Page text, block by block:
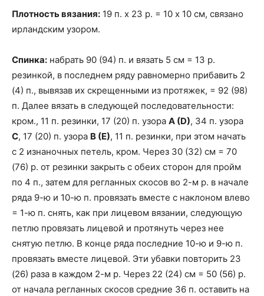
Плотность вязания: 19 п. х 23 р. = 10 х 10 см, связано
ирландским узором.
Спинка: набрать 90 (94) п. и вязать 5 см = 13 р.
резинкой, в последнем ряду равномерно прибавить 2
(4) п., вывязав их скрещенными из протяжек, = 92 (98)
п. Далее вязать в следующей последовательности:
кром., 11 п. резинки, 17 (20) п. узора A (D), 34 п. узора
С, 17 (20) п. узора В (Е), 11 п. резинки, при этом начать
с 2 изнаночных петель, кром. Через 30 (32) см = 70
(76) р. от резинки закрыть с обеих сторон для пройм
по 4 п., затем для регланных скосов во 2-м р. в начале
ряда 9-ю и 10-ю п. провязать вместе с наклоном влево
= 1-ю п. снять, как при лицевом вязании, следующую
петлю провязать лицевой и протянуть через нее
снятую петлю. В конце ряда последние 10-ю и 9-ю п.
провязать вместе лицевой. Эти убавки повторить 23
(26) раза в каждом 2-м р. Через 22 (24) см = 50 (56) р.
от начала регланных скосов средние 36 п. оставить на